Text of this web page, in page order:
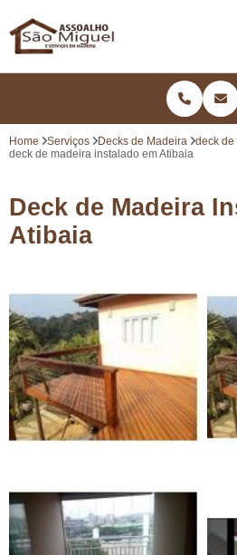
Home Serviços Decks de Madeira
deck de
deck de madeira instalado em Atibaia
Deck de Madeira
Atibaia